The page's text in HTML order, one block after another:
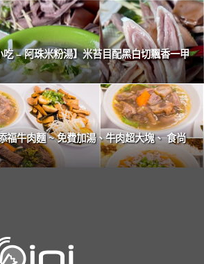
吃 – 阿珠米粉湯】米苔目配黑白切飄香一甲
福牛肉麵 ~ 免費加湯、牛肉超大塊、 食尚